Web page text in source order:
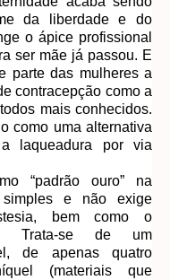
da liberdade e do
o ápice profissional
ser mãe já passou. E
parte das mulheres a
contracepção como a
mais conhecidos.
como uma alternativa
laqueadura por via
“padrão ouro” na
e não exige
bem como o
Trata-se de um
de apenas quatro
(materiais que